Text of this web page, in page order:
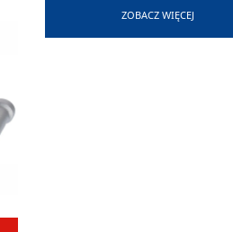
ZOBACZ WIĘCEJ